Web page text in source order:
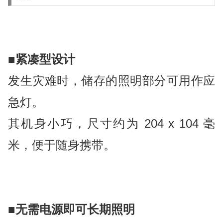
■紧凑型设计
发生灾难时，储存的照明部分可用作应
急灯。
其机身小巧，尺寸约为 204 x 104 毫
米，便于随身携带。
■无需电源即可长期照明